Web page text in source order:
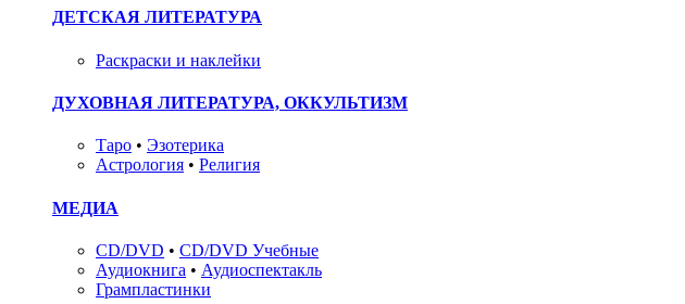
ДЕТСКАЯ ЛИТЕРАТУРА
Раскраски и наклейки
ДУХОВНАЯ ЛИТЕРАТУРА, ОККУЛЬТИЗМ
Таро • Эзотерика
Астрология • Религия
МЕДИА
CD/DVD • CD/DVD Учебные
Аудиокнига • Аудиоспектакль
Грампластинки